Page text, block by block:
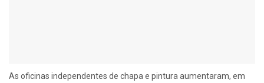
As oficinas independentes de chapa e pintura aumentaram, em